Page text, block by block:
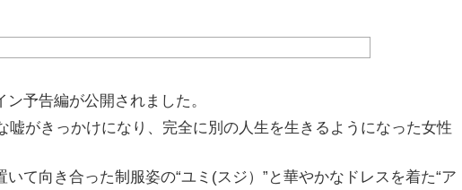
予告編が公開されました。
嘘がきっかけになり、完全に別の人生を生きるようになった女性
て向き合った制服姿の“ユミ(スジ）”と華やかなドレスを着た“ア